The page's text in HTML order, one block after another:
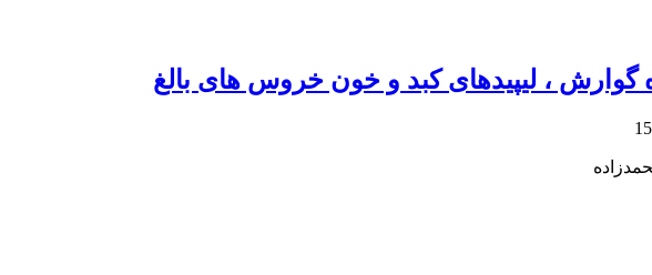
گوارش ، لیپیدهای کبد و خون خروس های بالغ